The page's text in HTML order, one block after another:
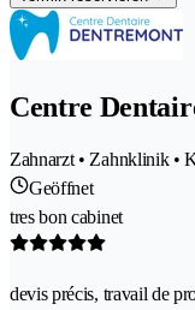
Centre
Zahnarzt • Zahnklinik •
Geöffnet
tres bon cabinet
devis précis, travail de